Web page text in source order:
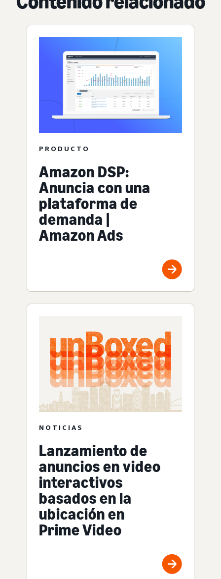
PRODUCTO
Amazon DSP:
Anuncia con una
plataforma de
demanda |
Amazon Ads
NOTICIAS
Lanzamiento de
anuncios en video
interactivos
basados en la
ubicación en
Prime Video